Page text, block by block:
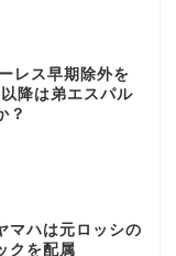
レス早期除外を
降は弟エスパル
？
マハは元ロッシの
クを配属